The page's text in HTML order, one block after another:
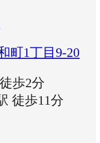
町1丁目9-20
歩2分
徒歩11分